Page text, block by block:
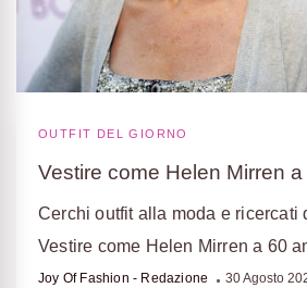
OUTFIT DEL GIORNO
Vestire come Helen Mirren
Cerchi outfit alla moda e ricercati
Vestire come Helen Mirren a 60
Joy Of Fashion - Redazione 30 Agosto